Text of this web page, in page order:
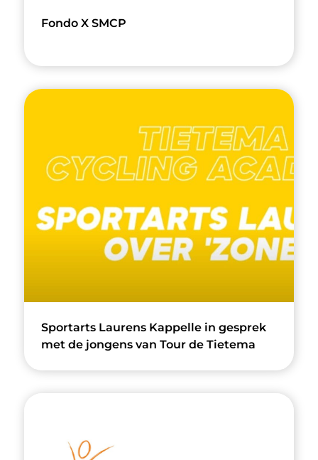
Fondo X SMCP
Sportarts Laurens Kappelle in gesprek
met de jongens van Tour de Tietema